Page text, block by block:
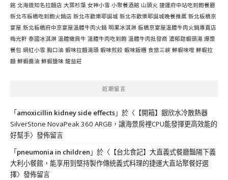
館 北海道知名拉麵店 大葉杉藻 女神小雪 小聚餐酒館 山頭火 捷運府中站吃到飽餐廳
新北市板橋吃到飽火鍋店 新北市歡樂耶誕城 新北市歡樂耶誕城晚餐推薦 新北板橋京
宴屋 新北板橋府中京宴屋溫體牛肉火鍋 明果冰淇淋 板橋京宴屋溫體牛肉火鍋專賣店
梅光軒 泰國冰淇淋 溫體嫩肩牛 溫體牛肉吃到飽 溫體牛肉批發商 濃郁甜蝦頭湯 爆漿
餐包 網紅小雪 胸口油 蝦味拉麵湯頭 蝦味煎餃 蝦味飯糰 食旅三峽 鮮蝦味噌 鮮蝦拉
麵 鮮蝦醬油 鮮蝦鹽味 龍益莊
近期留言
「amoxicillin kidney side effects」於〈 【開箱】銀欣水冷散熱器
SilverStone NovaPeak 360 ARGB，讓海景房裡CPU能發揮更高效能的
好幫手〉發佈留言
「pneumonia in children 」於〈 【台北食記】大直義式餐廳豔陽下義
大利小餐館，能享用到堅持製作傳統義式料理的捷運大直站聚餐好選
擇〉發佈留言